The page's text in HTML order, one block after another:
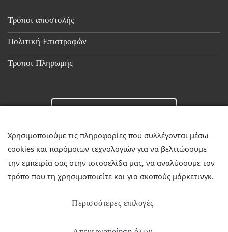
Τρόποι αποστολής
Πολιτική Επιστροφών
Τρόποι Πληρωμής
23510 36349
discountstore.gr@gmail.com
Χρησιμοποιούμε τις πληροφορίες που συλλέγονται μέσω
cookies και παρόμοιων τεχνολογιών για να βελτιώσουμε
την εμπειρία σας στην ιστοσελίδα μας, να αναλύσουμε τον
τρόπο που τη χρησιμοποιείτε και για σκοπούς μάρκετινγκ.
Περισσότερες επιλογές